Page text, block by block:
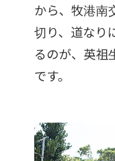
から、牧港南
切り、道なり
るのが、英祖
です。